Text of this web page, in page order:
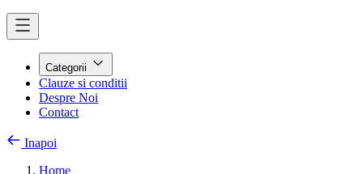
Categorii
Clauze si conditii
Despre Noi
Contact
Inapoi
Home